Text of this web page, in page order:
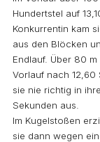
Hundertstel auf
Konkurrentin kam
aus den Blöcken
Endlauf. Über 80
Vorlauf nach 12,60
sie nie richtig in
Sekunden aus.
Im Kugelstoßen
sie dann wegen